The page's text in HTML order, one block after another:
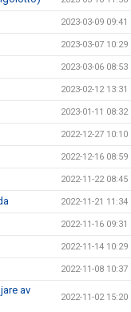
2023-03-09 09:41
2023-03-07 10:29
2023-03-06 08:53
2023-02-12 13:31
2023-01-11 08:32
2022-12-27 10:10
2022-12-16 08:59
2022-11-22 08:45
2022-11-21 11:34
2022-11-16 09:31
2022-11-14 10:29
2022-11-08 10:37
av
2022-11-02 15:20